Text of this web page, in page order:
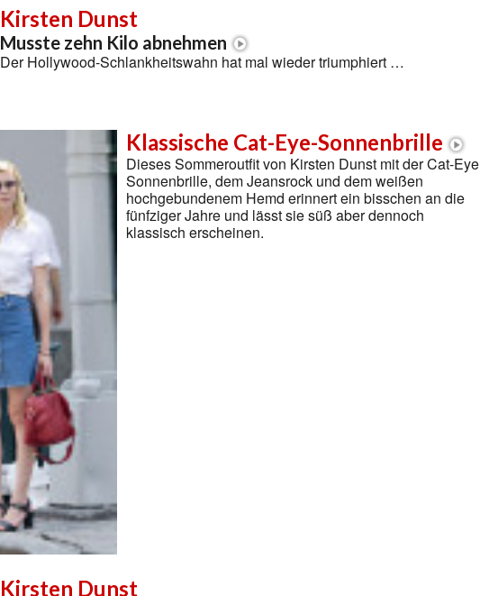
Kirsten Dunst
Musste zehn Kilo abnehmen
Der Hollywood-Schlankheitswahn hat mal wieder triumphiert …
Klassische Cat-Eye-Sonnenbrille
Dieses Sommeroutfit von Kirsten Dunst mit der Cat-Eye
Sonnenbrille, dem Jeansrock und dem weißen
hochgebundenem Hemd erinnert ein bisschen an die
fünfziger Jahre und lässt sie süß aber dennoch
klassisch erscheinen.
Kirsten Dunst